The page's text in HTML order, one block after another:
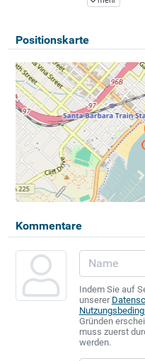
Positionskarte
Kommentare
Indem Sie auf
unserer
Gründen
muss zuerst
werden.